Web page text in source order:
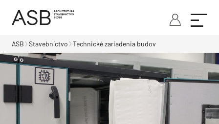
ASB Stavebníctvo Technické zariadenia budov